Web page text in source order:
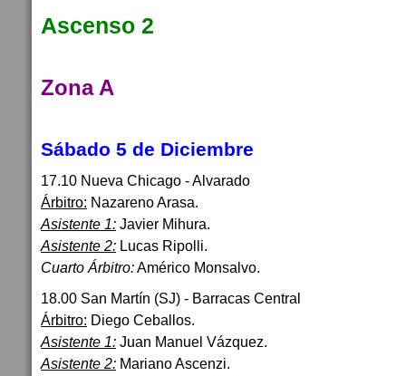
Ascenso 2
Zona A
Sábado 5 de Diciembre
17.10 Nueva Chicago - Alvarado
Árbitro: Nazareno Arasa.
Asistente 1: Javier Mihura.
Asistente 2: Lucas Ripolli.
Cuarto Árbitro:Américo Monsalvo.
18.00 San Martín (SJ) - Barracas Central
Árbitro: Diego Ceballos.
Asistente 1: Juan Manuel Vázquez.
Asistente 2: Mariano Ascenzi.